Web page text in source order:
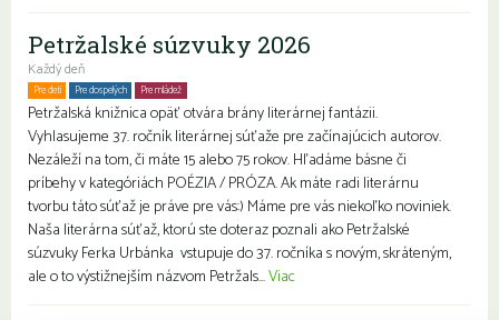
Petržalské súzvuky 2026
Každý deň
Pre deti Pre dospelých Pre mládež
Petržalská knižnica opäť otvára brány literárnej fantázii.
Vyhlasujeme 37. ročník literárnej súťaže pre začínajúcich autorov.
Nezáleží na tom, či máte 15 alebo 75 rokov. Hľadáme básne či
príbehy v kategóriách POÉZIA / PRÓZA. Ak máte radi literárnu
tvorbu táto súťaž je práve pre vás:) Máme pre vás niekoľko noviniek.
Naša literárna súťaž, ktorú ste doteraz poznali ako Petržalské
súzvuky Ferka Urbánka vstupuje do 37. ročníka s novým, skráteným,
ale o to výstižnejším názvom Petržals...Viac